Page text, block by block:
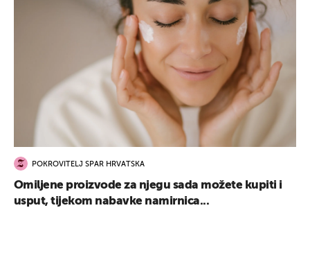
POKROVITELJ SPAR HRVATSKA
Omiljene proizvode za njegu sada možete kupiti i
usput, tijekom nabavke namirnica...